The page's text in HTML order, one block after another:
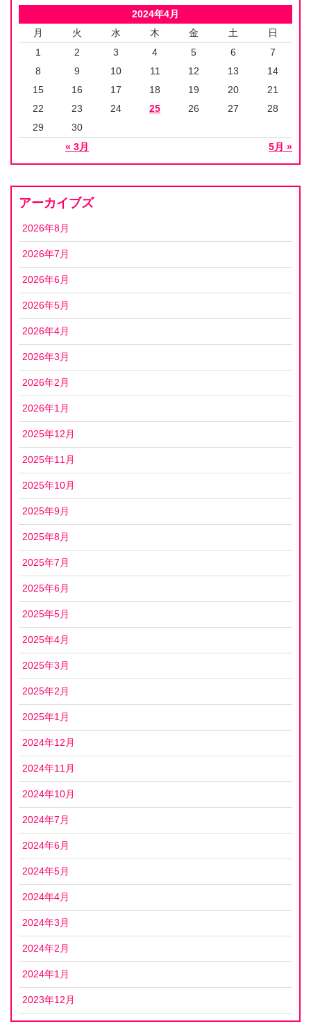
2024年4月
月
火 水 木 金 土 日
« 3月 5月 »
1 2 3 4 5 6
7
8
9 10 11 12 13
14
15
16 17 18 19 20
21
22
23 24 25 26 27
28
29
30
アーカイブズ
2026年8月
2026年7月
2026年6月
2026年5月
2026年4月
2026年3月
2026年2月
2026年1月
2025年12月
2025年11月
2025年10月
2025年9月
2025年8月
2025年7月
2025年6月
2025年5月
2025年4月
2025年3月
2025年2月
2025年1月
2024年12月
2024年11月
2024年10月
2024年7月
2024年6月
2024年5月
2024年4月
2024年3月
2024年2月
2024年1月
2023年12月